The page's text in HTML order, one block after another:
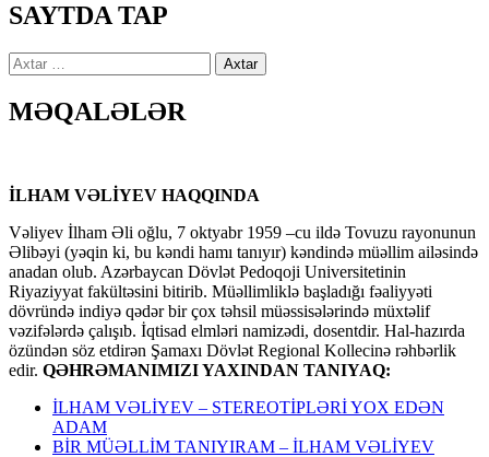
SAYTDA TAP
Axtarış:
MƏQALƏLƏR
İLHAM VƏLİYEV HAQQINDA
Vəliyev İlham Əli oğlu, 7 oktyabr 1959 –cu ildə Tovuzu rayonunun
Əlibəyi (yəqin ki, bu kəndi hamı tanıyır) kəndində müəllim ailəsində
anadan olub. Azərbaycan Dövlət Pedoqoji Universitetinin
Riyaziyyat fakültəsini bitirib. Müəllimliklə başladığı fəaliyyəti
dövründə indiyə qədər bir çox təhsil müəssisələrində müxtəlif
vəzifələrdə çalışıb. İqtisad elmləri namizədi, dosentdir. Hal-hazırda
özündən söz etdirən Şamaxı Dövlət Regional Kollecinə rəhbərlik
edir. QƏHRƏMANIMIZI YAXINDAN TANIYAQ:
İLHAM VƏLİYEV – STEREOTİPLƏRİ YOX EDƏN
ADAM
BİR MÜƏLLİM TANIYIRAM – İLHAM VƏLİYEV